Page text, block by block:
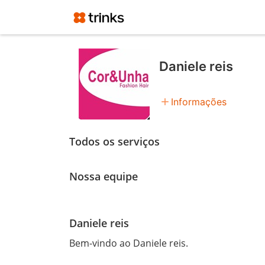
Daniele reis
add Informações
Todos os serviços
Nossa equipe
Daniele reis
Bem-vindo ao Daniele reis.